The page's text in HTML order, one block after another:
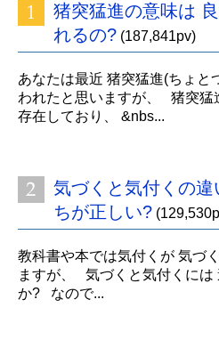
猪突猛進の意味は
れるの? (187,841pv)
あなたは最近 猪突猛進(ちょと
われたと思いますが、 猪突猛
存在しており、 &nbs...
気づくと気付くの
ちが正しい?
教科書や本では気付くが 気づ
ますが、 気づくと気付くには
か? なので...